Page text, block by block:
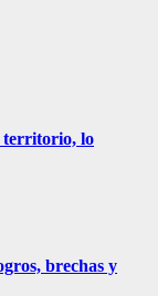
territorio, lo
brechas y